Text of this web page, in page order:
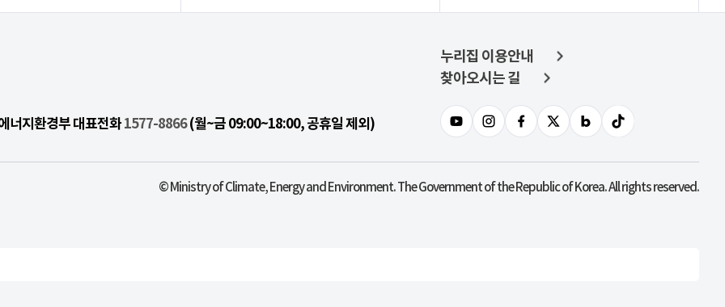
너지환경부 대표전화1577-8866(월~금 09:00~18:00, 공휴일 제외)
누리집 이용안내
찾아오시는 길
© Ministry of Climate, Energy and Environment. The Government of the Republic of Korea. All rights reserved.